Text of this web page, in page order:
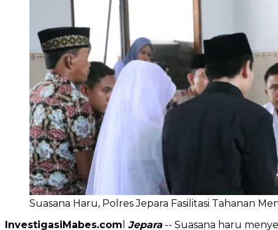
Suasana Haru, Polres Jepara Fasilitasi Tahanan
InvestigasiMabes.com Jepara-- Suasana haru